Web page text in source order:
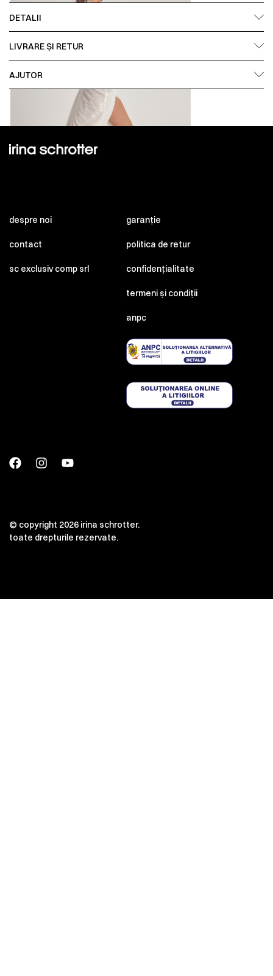
DETALII
LIVRARE ȘI RETUR
AJUTOR
despre noi
contact
sc exclusiv comp srl
garanție
politica de retur
confidențialitate
termeni și condiții
anpc
© copyright 2026 irina schrotter.
toate drepturile rezervate.